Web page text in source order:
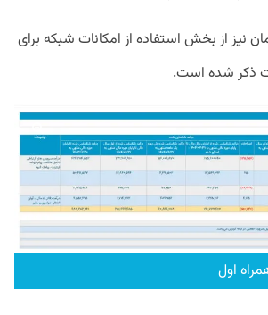
تومان نیز از بخش استفاده از امکانات شبکه برای
ذکر شده است.
اول